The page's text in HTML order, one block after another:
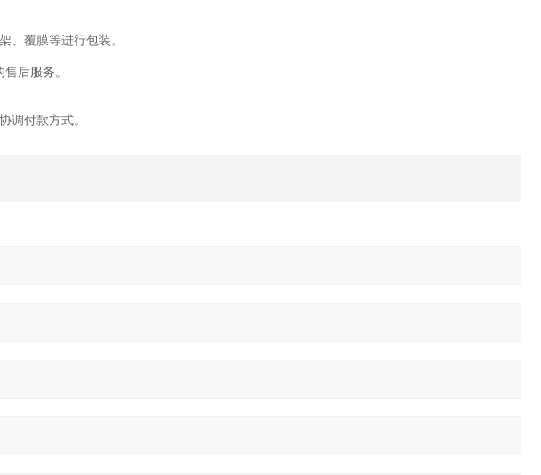
、覆膜等进行包装。
后服务。
调付款方式。